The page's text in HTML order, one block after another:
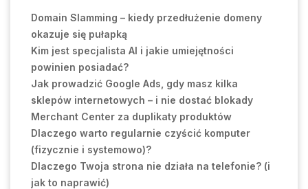
Domain Slamming – kiedy przedłużenie domeny
okazuje się pułapką
Kim jest specjalista AI i jakie umiejętności
powinien posiadać?
Jak prowadzić Google Ads, gdy masz kilka
sklepów internetowych – i nie dostać blokady
Merchant Center za duplikaty produktów
Dlaczego warto regularnie czyścić komputer
(fizycznie i systemowo)?
Dlaczego Twoja strona nie działa na telefonie? (i
jak to naprawić)